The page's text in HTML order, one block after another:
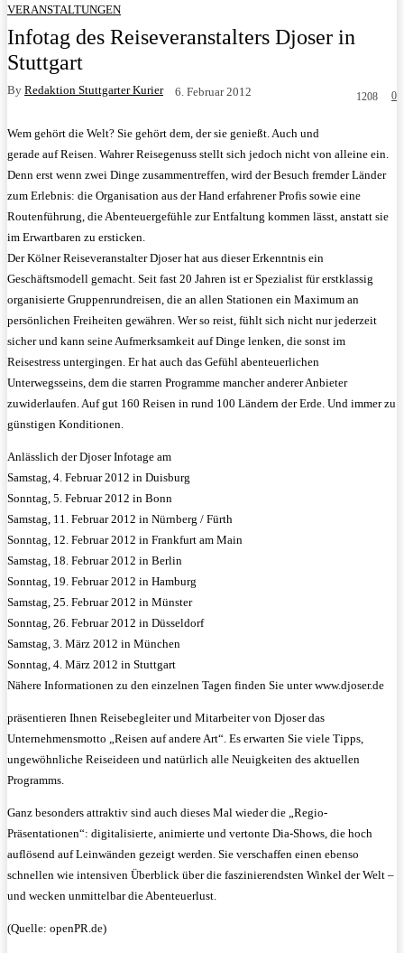
VERANSTALTUNGEN
Infotag des Reiseveranstalters Djoser in
Stuttgart
By Redaktion Stuttgarter Kurier 6. Februar 2012 0
1208
Wem gehört die Welt? Sie gehört dem, der sie genießt. Auch und
gerade auf Reisen. Wahrer Reisegenuss stellt sich jedoch nicht von alleine ein.
Denn erst wenn zwei Dinge zusammentreffen, wird der Besuch fremder Länder
zum Erlebnis: die Organisation aus der Hand erfahrener Profis sowie eine
Routenführung, die Abenteuergefühle zur Entfaltung kommen lässt, anstatt sie
im Erwartbaren zu ersticken.
Der Kölner Reiseveranstalter Djoser hat aus dieser Erkenntnis ein
Geschäftsmodell gemacht. Seit fast 20 Jahren ist er Spezialist für erstklassig
organisierte Gruppenrundreisen, die an allen Stationen ein Maximum an
persönlichen Freiheiten gewähren. Wer so reist, fühlt sich nicht nur jederzeit
sicher und kann seine Aufmerksamkeit auf Dinge lenken, die sonst im
Reisestress untergingen. Er hat auch das Gefühl abenteuerlichen
Unterwegsseins, dem die starren Programme mancher anderer Anbieter
zuwiderlaufen. Auf gut 160 Reisen in rund 100 Ländern der Erde. Und immer zu
günstigen Konditionen.
Anlässlich der Djoser Infotage am
Samstag, 4. Februar 2012 in Duisburg
Sonntag, 5. Februar 2012 in Bonn
Samstag, 11. Februar 2012 in Nürnberg / Fürth
Sonntag, 12. Februar 2012 in Frankfurt am Main
Samstag, 18. Februar 2012 in Berlin
Sonntag, 19. Februar 2012 in Hamburg
Samstag, 25. Februar 2012 in Münster
Sonntag, 26. Februar 2012 in Düsseldorf
Samstag, 3. März 2012 in München
Sonntag, 4. März 2012 in Stuttgart
Nähere Informationen zu den einzelnen Tagen finden Sie unter www.djoser.de
präsentieren Ihnen Reisebegleiter und Mitarbeiter von Djoser das
Unternehmensmotto „Reisen auf andere Art“. Es erwarten Sie viele Tipps,
ungewöhnliche Reiseideen und natürlich alle Neuigkeiten des aktuellen
Programms.
Ganz besonders attraktiv sind auch dieses Mal wieder die „Regio-
Präsentationen“: digitalisierte, animierte und vertonte Dia-Shows, die hoch
auflösend auf Leinwänden gezeigt werden. Sie verschaffen einen ebenso
schnellen wie intensiven Überblick über die faszinierendsten Winkel der Welt –
und wecken unmittelbar die Abenteuerlust.
(Quelle: openPR.de)